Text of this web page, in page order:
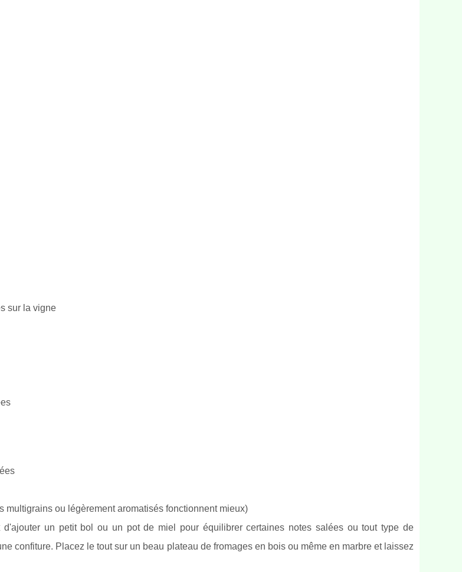
sur la vigne
multigrains ou légèrement aromatisés fonctionnent mieux)
d'ajouter un petit bol ou un pot de miel pour équilibrer certaines notes salées ou tout type de
confiture. Placez le tout sur un beau plateau de fromages en bois ou même en marbre et laissez